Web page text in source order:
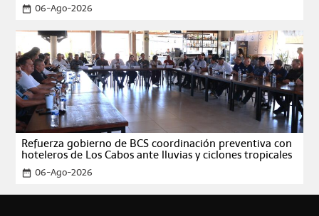
date_range 06-Ago-2026
Refuerza gobierno de BCS coordinación preventiva con
hoteleros de Los Cabos ante lluvias y ciclones tropicales
date_range 06-Ago-2026